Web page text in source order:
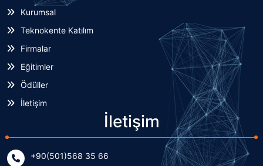
Kurumsal
Teknokente Katılım
Firmalar
Eğitimler
Ödüller
İletişim
İletişim
+90(501)568 35 66